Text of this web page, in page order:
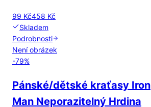
99 Kč458 Kč
Skladem
Podrobnosti
Není obrázek
-79%
Pánské/dětské kraťasy Iron
Man Neporazitelný Hrdina